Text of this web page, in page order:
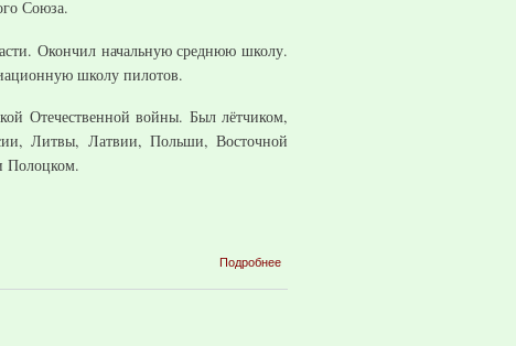
Союза.
Окончил начальную среднюю школу.
школу пилотов.
Отечественной войны. Был лётчиком,
Литвы, Латвии, Польши, Восточной
Полоцком.
Подробнее
Евтихиевич